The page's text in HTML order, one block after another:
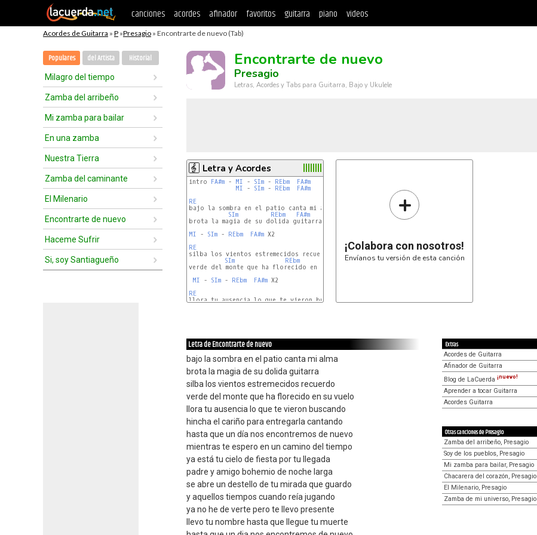
canciones acordes afinador favoritos guitarra piano videos
Acordes de Guitarra » P »Presagio » Encontrarte de nuevo (Tab)
Populares del Artista Historial
Milagro del tiempo
Zamba del arribeño
Mi zamba para bailar
En una zamba
Nuestra Tierra
Zamba del caminante
El Milenario
Encontrarte de nuevo
Haceme Sufrir
Si, soy Santiagueño
Encontrarte de nuevo
Presagio
Letras, Acordes y Tabs para Guitarra, Bajo y Ukulele
Letra y Acordes
intro FA#m - MI - SIm - REbm
FA#m
MI - SIm - REbm
FA#m
RE
bajo la sombra en el patio canta mi alma
SIm
REbm
FA#m
brota la magia de su dolida guitarra
MI - SIm - REbm FA#m X2
RE
silba los vientos estremecidos recuerdo
SIm
REbm
FA#m
verde del monte que ha florecido en su vuelo
MI - SIm - REbm FA#m X2
RE
llora tu ausencia lo que te vieron buscando
+
¡Colabora con nosotros!
Envíanos tu versión de esta canción
Letra de Encontrarte de nuevo
bajo la sombra en el patio canta mi alma
brota la magia de su dolida guitarra
silba los vientos estremecidos recuerdo
verde del monte que ha florecido en su vuelo
llora tu ausencia lo que te vieron buscando
hincha el cariño para entregarla cantando
hasta que un día nos encontremos de nuevo
mientras te espero en un camino del tiempo
ya está tu cielo de fiesta por tu llegada
padre y amigo bohemio de noche larga
se abre un destello de tu mirada que guardo
y aquellos tiempos cuando reía jugando
ya no he de verte pero te llevo presente
llevo tu nombre hasta que llegue tu muerte
Extras
Acordes de Guitarra
Afinador de Guitarra
Blog de LaCuerda ¡nuevo!
Aprender a tocar Guitarra
Acordes Guitarra
Otras canciones de Presagio
Zamba del arribeño, Presagio
Soy de los pueblos, Presagio
Mi zamba para bailar, Presagio
Chacarera del corazón, Presagio
El Milenario, Presagio
Zamba de mi universo, Presagio